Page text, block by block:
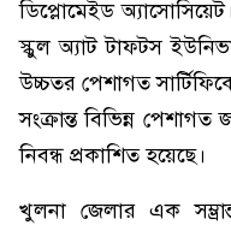
ডিপ্লোমেইড
স্কুল অ্যাট টাফটস
উচ্চতর পেশাগত
সংক্রান্ত বিভিন্ন
নিবন্ধ প্রকাশিত হয়েছে।
খুলনা জেলার এক